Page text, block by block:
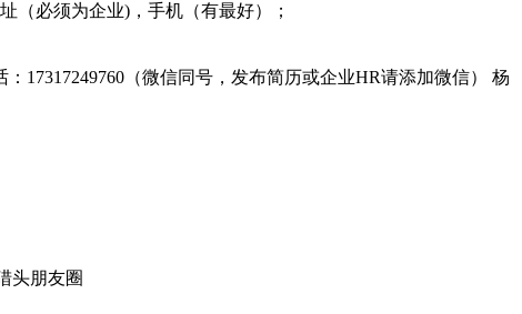
（必须为企业)，手机（有最好）；
：17317249760（微信同号，发布简历或企业HR请添加微信） 杨
头朋友圈